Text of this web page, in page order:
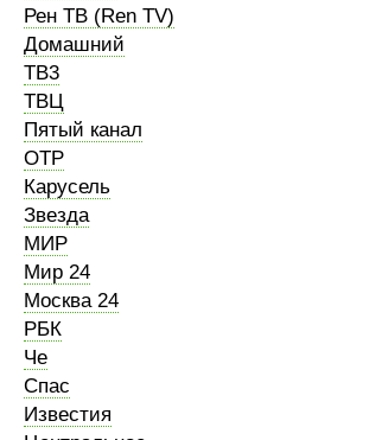
Рен ТВ (Ren TV)
Домашний
ТВ3
ТВЦ
Пятый канал
ОТР
Карусель
Звезда
МИР
Мир 24
Москва 24
РБК
Че
Спас
Известия